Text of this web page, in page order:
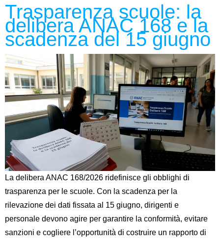
Trasparenza scuole: la
delibera ANAC 168 e la
scadenza del 15 giugno
La delibera ANAC 168/2026 ridefinisce gli obblighi di
trasparenza per le scuole. Con la scadenza per la
rilevazione dei dati fissata al 15 giugno, dirigenti e
personale devono agire per garantire la conformità, evitare
sanzioni e cogliere l’opportunità di costruire un rapporto di